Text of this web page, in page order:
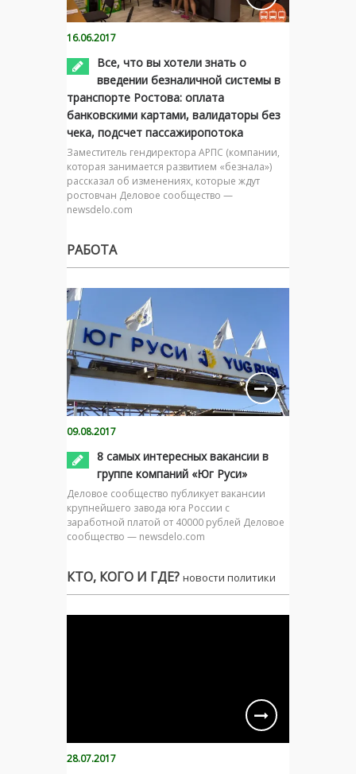
16.06.2017
Все, что вы хотели знать о
введении безналичной системы в
транспорте Ростова: оплата
банковскими картами, валидаторы без
чека, подсчет пассажиропотока
Заместитель гендиректора АРПС (компании,
которая занимается развитием «безнала»)
рассказал об изменениях, которые ждут
ростовчан Деловое сообщество —
newsdelo.com
РАБОТА
09.08.2017
8 самых интересных вакансии в
группе компаний «Юг Руси»
Деловое сообщество публикует вакансии
крупнейшего завода юга России с
заработной платой от 40000 рублей Деловое
сообщество — newsdelo.com
КТО, КОГО И ГДЕ? новости политики
28.07.2017